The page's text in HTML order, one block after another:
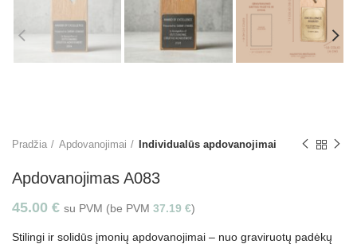
Pradžia Apdovanojimai Individualūs apdovanojimai
Apdovanojimas A083
45.00 € su PVM (be PVM 37.19 €)
Stilingi ir solidūs įmonių apdovanojimai – nuo graviruotų padėkų